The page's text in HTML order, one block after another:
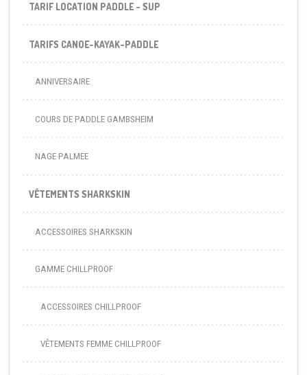
TARIF LOCATION PADDLE - SUP
TARIFS CANOE-KAYAK-PADDLE
ANNIVERSAIRE
COURS DE PADDLE GAMBSHEIM
NAGE PALMEE
VÊTEMENTS SHARKSKIN
ACCESSOIRES SHARKSKIN
GAMME CHILLPROOF
ACCESSOIRES CHILLPROOF
VÊTEMENTS FEMME CHILLPROOF